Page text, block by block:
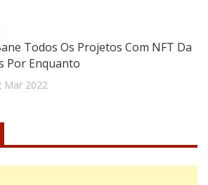
Todos Os Projetos Com NFT Da
Por Enquanto
Mar 2022